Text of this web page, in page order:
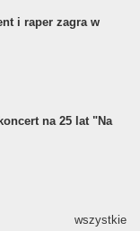
i raper zagra w
na 25 lat "Na
wszystkie